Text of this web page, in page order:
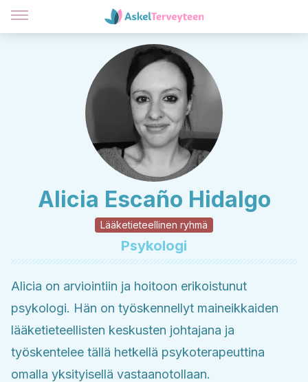
Alicia Escaño Hidalgo
Lääketieteellinen ryhmä
Psykologi
Alicia on arviointiin ja hoitoon erikoistunut
psykologi. Hän on työskennellyt maineikkaiden
lääketieteellisten keskusten johtajana ja
työskentelee tällä hetkellä psykoterapeuttina
omalla yksityisellä vastaanotollaan.